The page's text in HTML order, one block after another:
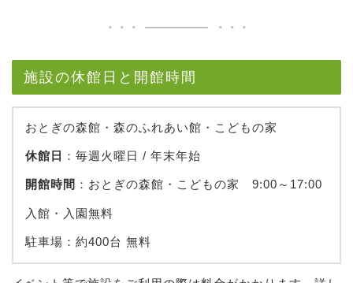
施設の休館日と開館時間
おとぎの森館・森のふれあい館・こどもの家
休館日 ：毎週火曜日 / 年末年始
開館時間 ：おとぎの森館・こどもの家 9:00～17:00
入館・入園無料
駐車場：約400台 無料